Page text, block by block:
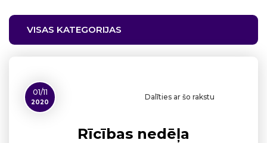
VISAS KATEGORIJAS
01/11
2020
Dalīties ar šo rakstu
Rīcības nedēļa